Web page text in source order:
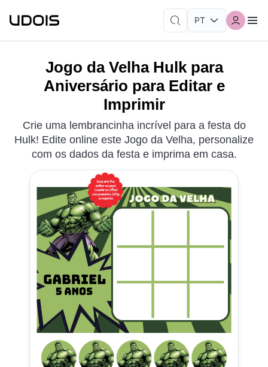
Jogo da Velha Hulk para
Aniversário para Editar e
Imprimir
Crie uma lembrancinha incrível para a festa do
Hulk! Edite online este Jogo da Velha, personalize
com os dados da festa e imprima em casa.